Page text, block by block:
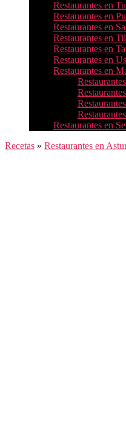
Restaurantes en
Restaurantes en
Restaurantes en
Restaurantes en
Restaurantes en
Restaurantes en
Restaurantes en
Restaurantes en
Recetas » Restaurantes en